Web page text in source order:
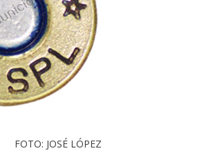
FOTO: JOSÉ LÓPEZ